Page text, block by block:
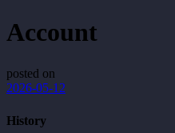
Account
posted on
2026-05-12
History